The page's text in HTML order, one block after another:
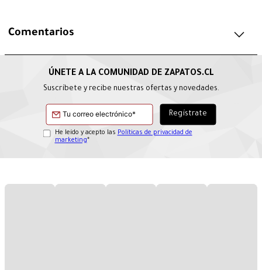
Comentarios
Suscríbete y recibe nuestras ofertas y novedades.
He leído y acepto las Políticas de privacidad de
marketing*